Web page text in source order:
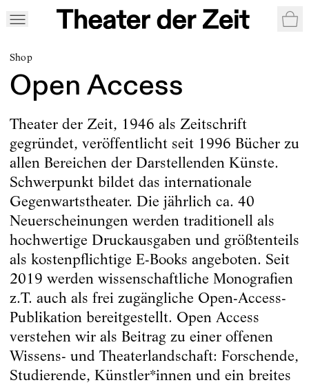
Shop
Open Access
Theater der Zeit, 1946 als Zeitschrift
gegründet, veröffentlicht seit 1996 Bücher zu
allen Bereichen der Darstellenden Künste.
Schwerpunkt bildet das internationale
Gegenwartstheater. Die jährlich ca. 40
Neuerscheinungen werden traditionell als
hochwertige Druckausgaben und größtenteils
als kostenpflichtige E-Books angeboten. Seit
2019 werden wissenschaftliche Monografien
z.T. auch als frei zugängliche Open-Access-
Publikation bereitgestellt. Open Access
verstehen wir als Beitrag zu einer offenen
Wissens- und Theaterlandschaft: Forschende,
Studierende, Künstler*innen und ein breites